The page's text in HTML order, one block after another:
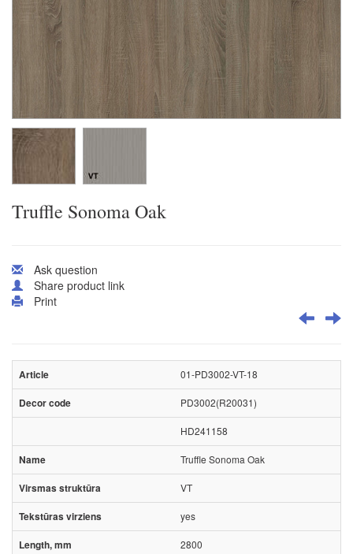
Truffle Sonoma Oak
Ask question
Share product link
Print
01-PD3002-VT-18
PD3002(R20031)
HD241158
Truffle Sonoma Oak
VT
yes
2800